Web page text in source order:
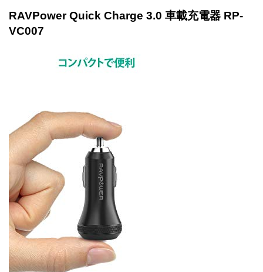
RAVPower Quick Charge 3.0 車載充電器 RP-
VC007